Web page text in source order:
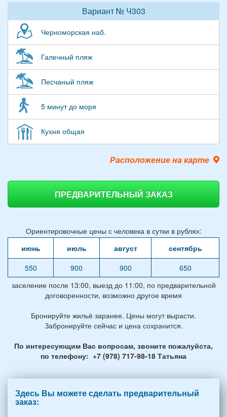
Вариант № Ч303
Черноморская наб.
Галечный пляж
Песчаный пляж
5 минут до моря
Кухня общая
Расположение на карте
ПРЕДВАРИТЕЛЬНЫЙ ЗАКАЗ
Ориентировочные цены с человека в сутки в рублях:
июнь
июль август
сентябрь
550
900 900
650
заселение после 13:00, выезд до 11:00, по предварительной
договоренности, возможно другое время
Бронируйте жильё заранее. Цены могут вырасти.
Забронируйте сейчас и цена сохранится.
По интересующим Вас вопросам, звоните пожалуйста,
по телефону: +7 (978) 717-98-18 Татьяна
Здесь Вы можете сделать предварительный
заказ: